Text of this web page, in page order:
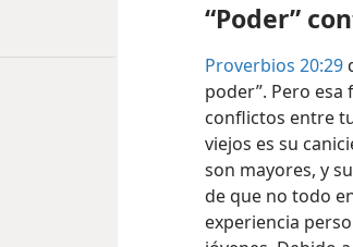
“Poder”
Proverbios 20:29
poder”. Pero esa
conflictos entre
viejos es su
son mayores, y
de que no todo
experiencia